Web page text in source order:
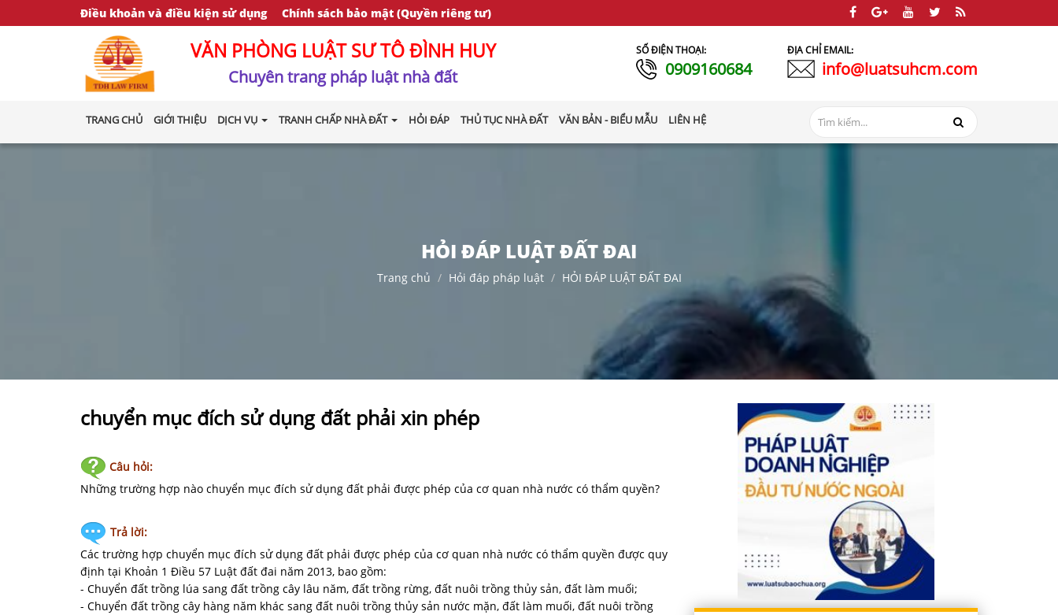
Điều khoản và điều kiện sử dụng Chính sách bảo mật (Quyền riêng tư)
VĂN PHÒNG LUẬT SƯ TÔ ĐÌNH HUY
Chuyên trang pháp luật nhà đất
SỐ ĐIỆN THOẠI:
0909160684
ĐỊA CHỈ EMAIL:
info@luatsuhcm.com
TRANG CHỦ GIỚI THIỆU DỊCH VỤ TRANH CHẤP NHÀ ĐẤT HỎI ĐÁP THỦ TỤC NHÀ ĐẤT VĂN BẢN - BIỂU MẪU LIÊN HỆ
HỎI ĐÁP LUẬT ĐẤT ĐAI
Trang chủ Hỏi đáp pháp luật HỎI ĐÁP LUẬT ĐẤT ĐAI
chuyển mục đích sử dụng đất phải xin phép
Câu hỏi:
Những trường hợp nào chuyển mục đích sử dụng đất phải được phép của cơ quan nhà nước có thẩm quyền?
Trả lời:
Các trường hợp chuyển mục đích sử dụng đất phải được phép của cơ quan nhà nước có thẩm quyền được quy
định tại Khoản 1 Điều 57 Luật đất đai năm 2013, bao gồm:
- Chuyển đất trồng lúa sang đất trồng cây lâu năm, đất trồng rừng, đất nuôi trồng thủy sản, đất làm muối;
- Chuyển đất trồng cây hàng năm khác sang đất nuôi trồng thủy sản nước mặn, đất làm muối, đất nuôi trồng